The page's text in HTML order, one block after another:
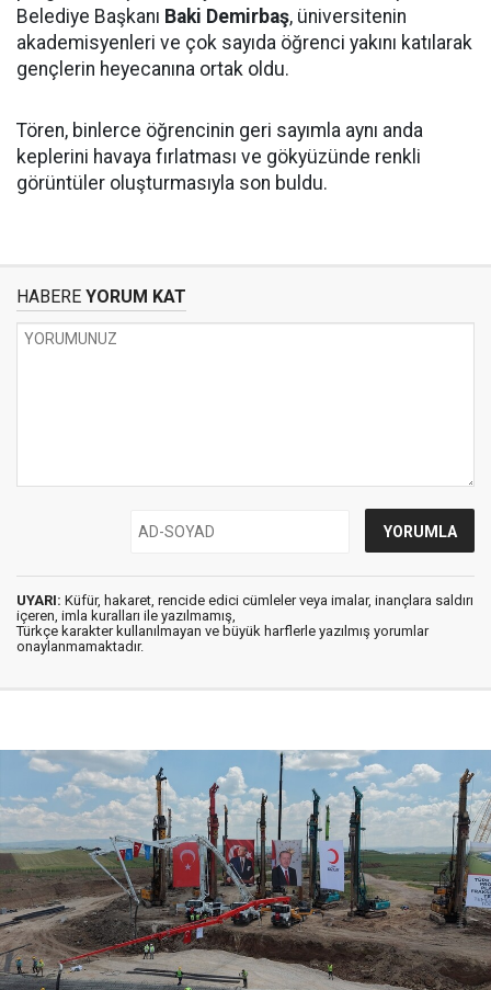
Belediye Başkanı Baki Demirbaş, üniversitenin
akademisyenleri ve çok sayıda öğrenci yakını katılarak
gençlerin heyecanına ortak oldu.
Tören, binlerce öğrencinin geri sayımla aynı anda
keplerini havaya fırlatması ve gökyüzünde renkli
görüntüler oluşturmasıyla son buldu.
HABERE YORUM KAT
UYARI: Küfür, hakaret, rencide edici cümleler veya imalar, inançlara saldırı
içeren, imla kuralları ile yazılmamış,
Türkçe karakter kullanılmayan ve büyük harflerle yazılmış yorumlar
onaylanmamaktadır.